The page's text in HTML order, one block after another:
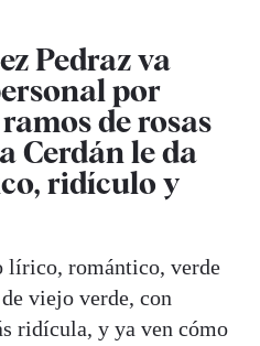
Pedrazva
por
de rosas
Cerdán le da
ridículo y
lírico, romántico, verde
viejo verde, con
ridícula, y ya ven cómo